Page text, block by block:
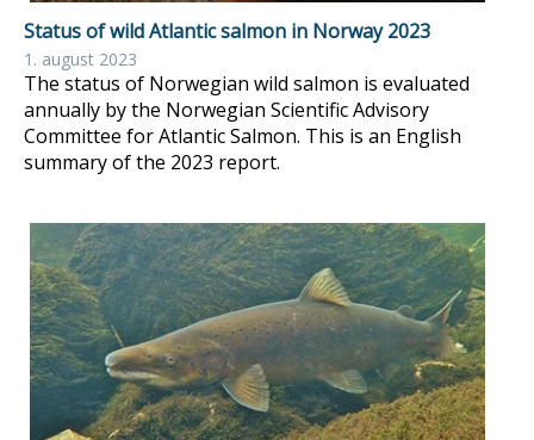
Status of wild Atlantic salmon in Norway 2023
1. august 2023
The status of Norwegian wild salmon is evaluated
annually by the Norwegian Scientific Advisory
Committee for Atlantic Salmon. This is an English
summary of the 2023 report.